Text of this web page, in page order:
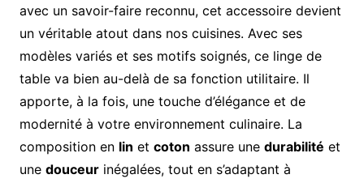
avec un savoir-faire reconnu, cet accessoire devient
un véritable atout dans nos cuisines. Avec ses
modèles variés et ses motifs soignés, ce linge de
table va bien au-delà de sa fonction utilitaire. Il
apporte, à la fois, une touche d’élégance et de
modernité à votre environnement culinaire. La
composition en lin et coton assure une durabilité et
une douceurinégalées, tout en s’adaptant à